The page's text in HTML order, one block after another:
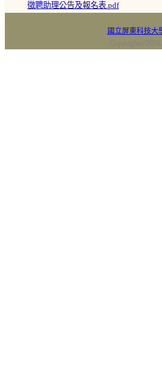
徵聘助理公告及報名表.pdf
國立屏東科技大